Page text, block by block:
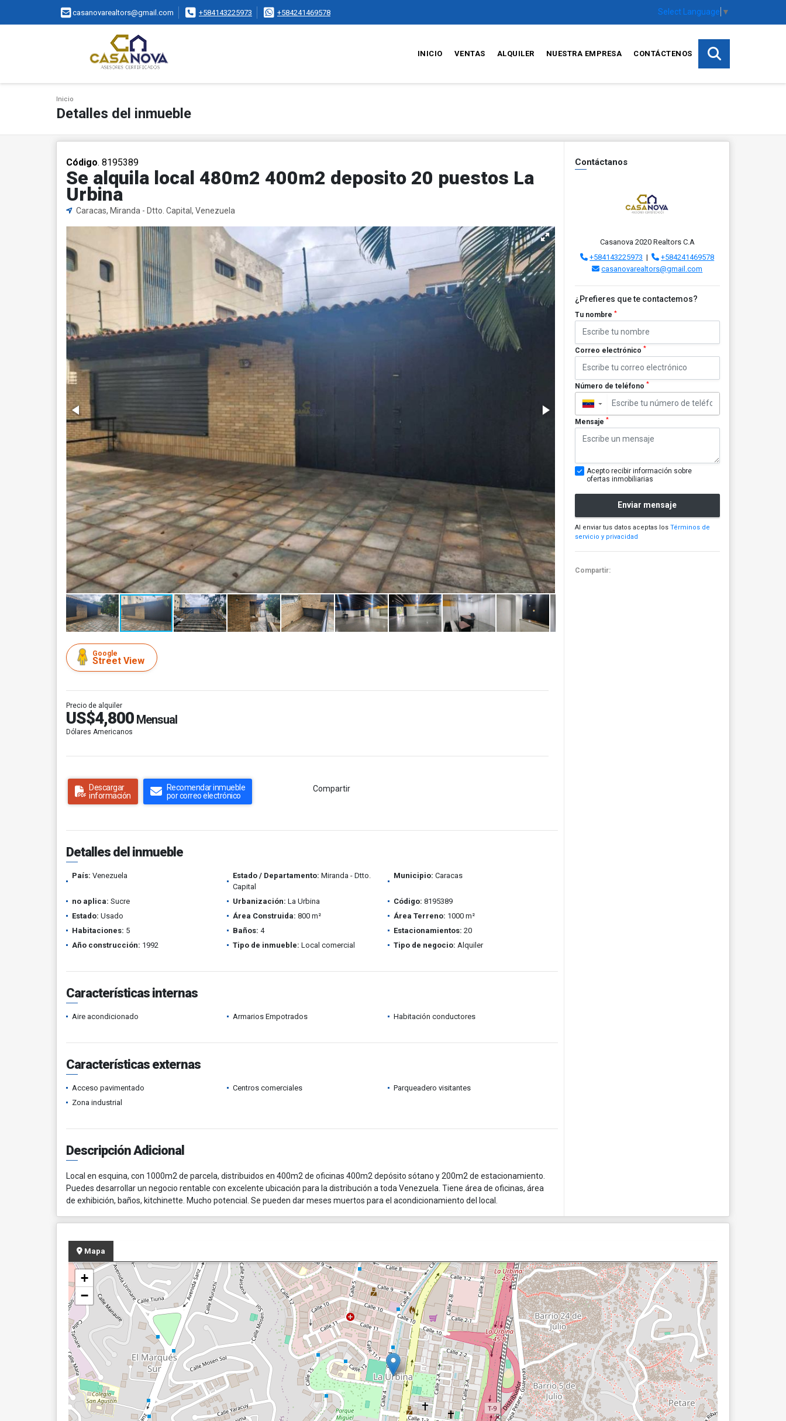
casanovarealtors@gmail.com +584143225973 +584241469578 Select Language ▼
INICIO VENTAS ALQUILER NUESTRA EMPRESA CONTÁCTENOS
Inicio
Detalles del inmueble
Código. 8195389
Se alquila local 480m2 400m2 deposito 20 puestos La
Urbina
Caracas, Miranda - Dtto. Capital, Venezuela
Google
Street View
Precio de alquiler
US$4,800 Mensual
Dólares Americanos
Descargar
información
Recomendar inmueble
por correo electrónico
Compartir
Detalles del inmueble
País: Venezuela Estado / Departamento: Miranda - Dtto.
Capital
Municipio: Caracas
no aplica: Sucre Urbanización: La Urbina Código: 8195389
Estado: Usado Área Construida: 800 m² Área Terreno: 1000 m²
Habitaciones: 5 Baños: 4 Estacionamientos: 20
Año construcción: 1992 Tipo de inmueble: Local comercial Tipo de negocio: Alquiler
Características internas
Aire acondicionado Armarios Empotrados Habitación conductores
Características externas
Acceso pavimentado Centros comerciales
Parqueadero visitantes
Zona industrial
Descripción Adicional
Local en esquina, con 1000m2 de parcela, distribuidos en 400m2 de oficinas 400m2 depósito sótano y 200m2 de estacionamiento.
Puedes desarrollar un negocio rentable con excelente ubicación para la distribución a toda Venezuela. Tiene área de oficinas, área
de exhibición, baños, kitchinette. Mucho potencial. Se pueden dar meses muertos para el acondicionamiento del local.
Contáctanos
Casanova 2020 Realtors C.A
+584143225973 |
+584241469578
casanovarealtors@gmail.com
¿Prefieres que te contactemos?
Tu nombre *
Correo electrónico *
Número de teléfono *
▼
Mensaje *
Acepto recibir información sobre
ofertas inmobiliarias
Enviar mensaje
Al enviar tus datos aceptas los Términos de
servicio y privacidad
Compartir:
Mapa
+
−